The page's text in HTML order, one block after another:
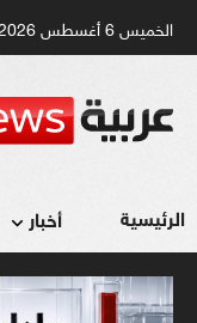
الخميس 6 أغسطس 2026
الرئيسية أخبار